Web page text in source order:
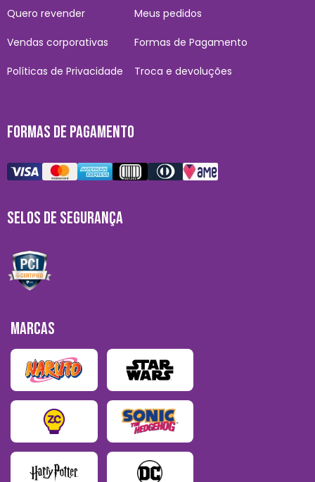
Quero revender
Vendas corporativas
Políticas de Privacidade
Meus pedidos
Formas de Pagamento
Troca e devoluções
FORMAS DE PAGAMENTO
SELOS DE SEGURANÇA
MARCAS